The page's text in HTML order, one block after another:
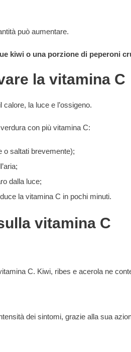
può aumentare.
kiwi o una porzione di peperoni
la vitamina C
la luce e l’ossigeno.
con più vitamina C:
o saltati brevemente);
dalla luce;
la vitamina C in pochi minuti.
vitamina C
C. Kiwi, ribes e acerola ne
dei sintomi, grazie alla sua